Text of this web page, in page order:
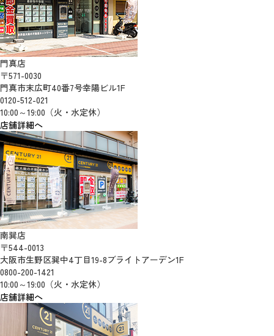
門真店
〒571-0030
門真市末広町40番7号幸陽ビル1F
0120-512-021
10:00～19:00（火・水定休）
店舗詳細へ
南巽店
〒544-0013
大阪市生野区巽中4丁目19-8ブライトアーデン1F
0800-200-1421
10:00～19:00（火・水定休）
店舗詳細へ